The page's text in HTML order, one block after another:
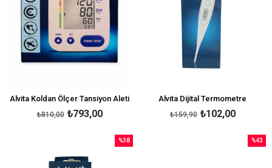
Alvita Koldan Ölçer Tansiyon Aleti
₺793,00
₺810,00
Alvita Dijital Termometre
₺102,00
₺159,90
%38
%43